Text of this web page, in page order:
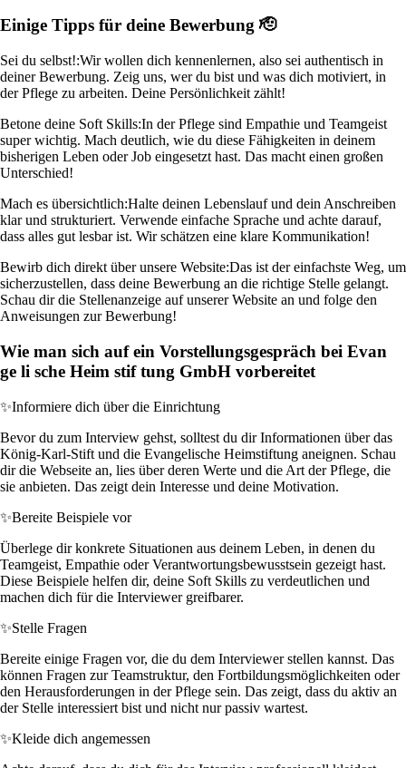
Einige Tipps für deine Bewerbung 🫡
Sei du selbst!:Wir wollen dich kennenlernen, also sei authentisch in
deiner Bewerbung. Zeig uns, wer du bist und was dich motiviert, in
der Pflege zu arbeiten. Deine Persönlichkeit zählt!
Betone deine Soft Skills:In der Pflege sind Empathie und Teamgeist
super wichtig. Mach deutlich, wie du diese Fähigkeiten in deinem
bisherigen Leben oder Job eingesetzt hast. Das macht einen großen
Unterschied!
Mach es übersichtlich:Halte deinen Lebenslauf und dein Anschreiben
klar und strukturiert. Verwende einfache Sprache und achte darauf,
dass alles gut lesbar ist. Wir schätzen eine klare Kommunikation!
Bewirb dich direkt über unsere Website:Das ist der einfachste Weg, um
sicherzustellen, dass deine Bewerbung an die richtige Stelle gelangt.
Schau dir die Stellenanzeige auf unserer Website an und folge den
Anweisungen zur Bewerbung!
Wie man sich auf ein Vorstellungsgespräch bei Evan
ge li sche Heim stif tung GmbH vorbereitet
✨Informiere dich über die Einrichtung
Bevor du zum Interview gehst, solltest du dir Informationen über das
König-Karl-Stift und die Evangelische Heimstiftung aneignen. Schau
dir die Webseite an, lies über deren Werte und die Art der Pflege, die
sie anbieten. Das zeigt dein Interesse und deine Motivation.
✨Bereite Beispiele vor
Überlege dir konkrete Situationen aus deinem Leben, in denen du
Teamgeist, Empathie oder Verantwortungsbewusstsein gezeigt hast.
Diese Beispiele helfen dir, deine Soft Skills zu verdeutlichen und
machen dich für die Interviewer greifbarer.
✨Stelle Fragen
Bereite einige Fragen vor, die du dem Interviewer stellen kannst. Das
können Fragen zur Teamstruktur, den Fortbildungsmöglichkeiten oder
den Herausforderungen in der Pflege sein. Das zeigt, dass du aktiv an
der Stelle interessiert bist und nicht nur passiv wartest.
✨Kleide dich angemessen